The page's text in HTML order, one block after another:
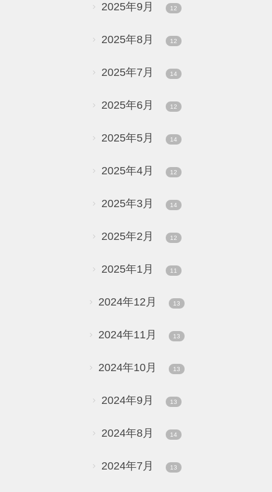
2025年9月 12
2025年8月 12
2025年7月 14
2025年6月 12
2025年5月 14
2025年4月 12
2025年3月 14
2025年2月 12
2025年1月 11
2024年12月 13
2024年11月 13
2024年10月 13
2024年9月 13
2024年8月 14
2024年7月 13